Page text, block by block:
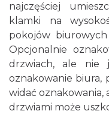
najczęściej
klamki na
pokojów
Opcjonalnie
drzwiach, ale nie
oznakowanie biura,
widać oznakowania,
drzwiami może